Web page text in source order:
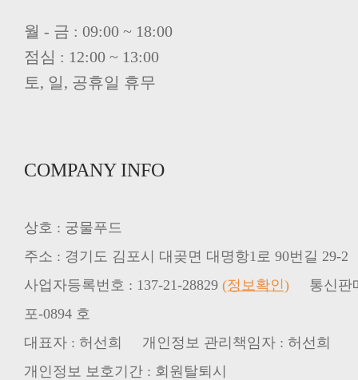
월 - 금 : 09:00 ~ 18:00
점심 : 12:00 ~ 13:00
토, 일, 공휴일 휴무
COMPANY INFO
상호 : 궁물푸드
주소 : 경기도 김포시 대곶면 대명항1로 90번길 29-2
사업자등록번호 : 137-21-28829 (정보확인) 통신판
포-0894 호
대표자 : 허선희 개인정보 관리책임자 : 허선희
개인정보 보호기간 : 회원탈퇴시